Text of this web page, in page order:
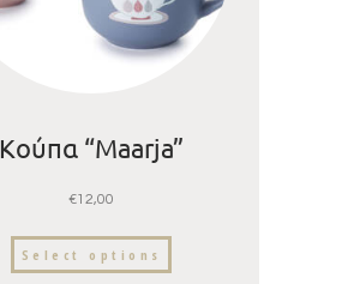
Κούπα “Maarja”
€12,00
Select options